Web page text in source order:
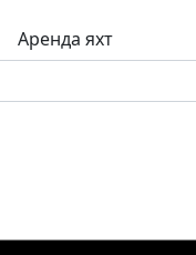
Аренда яхт